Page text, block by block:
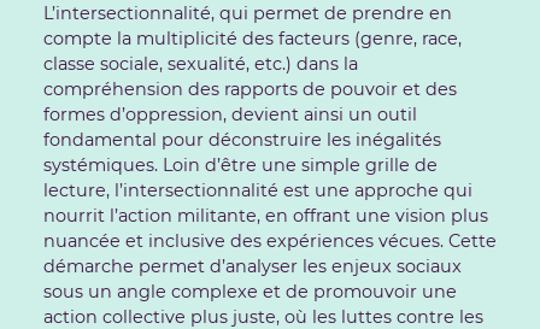
L’intersectionnalité, qui permet de prendre en
compte la multiplicité des facteurs (genre, race,
classe sociale, sexualité, etc.) dans la
compréhension des rapports de pouvoir et des
formes d’oppression, devient ainsi un outil
fondamental pour déconstruire les inégalités
systémiques. Loin d’être une simple grille de
lecture, l’intersectionnalité est une approche qui
nourrit l’action militante, en offrant une vision plus
nuancée et inclusive des expériences vécues. Cette
démarche permet d’analyser les enjeux sociaux
sous un angle complexe et de promouvoir une
action collective plus juste, où les luttes contre les